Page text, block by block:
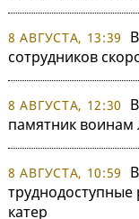
8 АВГУСТА, 13:39
сотрудников
8 АВГУСТА, 12:30
памятник воинам
8 АВГУСТА, 10:59
катер